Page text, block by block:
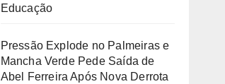
Educação
Pressão Explode no Palmeiras e
Mancha Verde Pede Saída de
Abel Ferreira Após Nova Derrota